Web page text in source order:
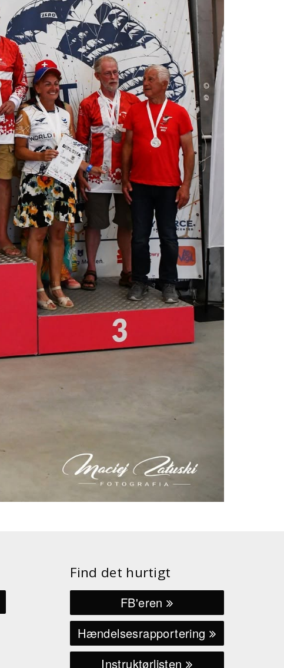
Find det hurtigt
FB'eren
Hændelsesrapportering
Instruktørlisten